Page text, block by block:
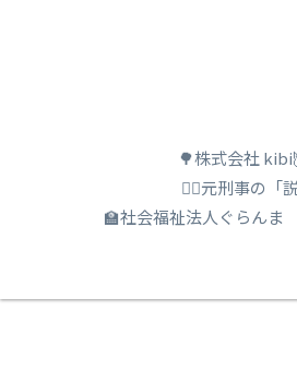
🌳株式会社
🕵️‍♂️元刑事の「
🏫社会福祉法人ぐらんま